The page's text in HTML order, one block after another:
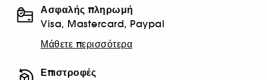
Ασφαλής πληρωμή
Visa, Mastercard, Paypal
Μάθετε περισσότερα
Επιστροφές